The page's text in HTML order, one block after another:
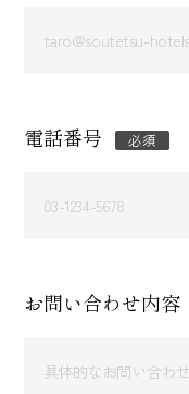
電話番号 必須
お問い合わせ内容